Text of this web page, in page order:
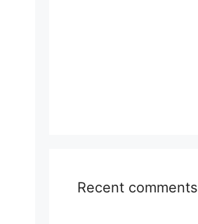
Recent comments